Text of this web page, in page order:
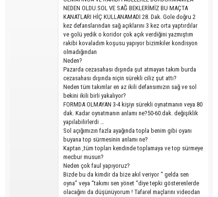
NEDEN OLDU.SOL VE SAĞ BEKLERİMİZ BU MAÇTA
KANATLARI HİÇ KULLANAMADI 28. Dak. Gole doğru 2
kez defanslarından sağ açıklarını 3 kez orta yaptırdılar
ve golü yedik o koridor çok açık verdiğini yazmıştım
rakibi kovaladım koşusu yapıyor bizimkiler kondisyon
olmadığından
Neden?
Pazarda cezasahası dışında şut atmayan takım burda
cezasahası dışında niçin sürekli ciliz şut attı?
Neden tüm takımlar en az ikili defansımızın sağ ve sol
bekini ikili birli yakalıyor?
FORMDA OLMAYAN 3-4 kişiyı sürekli oynatmanın veya 80
dak. Kadar oynatmanın anlamı ne?50-60.dak. değişiklik
yapılabilirlerdi …
Sol açığımızın fazla ayağında topla benim gibi oyanı
buyana top sürmesinin anlamı ne?
Kaptan ,tüm topları kendinde toplamaya ve top sürmeye
mecbur musun?
Neden çok faul yapıyoruz?
Bizde bu da kimdir da bize akıl veriyor “ gelda sen
oyna” veya “takımı sen yönet “diye tepki gösterenlerde
olacağını da düşünüyorum ! Tafarel maçlarını videodan